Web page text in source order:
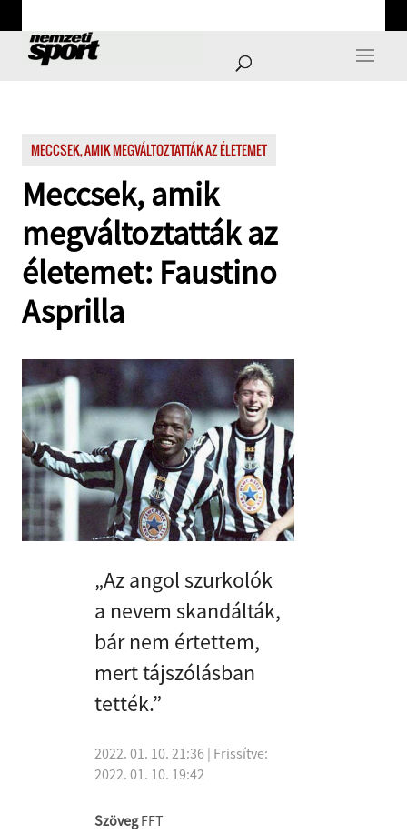
MECCSEK, AMIK MEGVÁLTOZTATTÁK AZ ÉLETEMET
Meccsek, amik
megváltoztatták az
életemet: Faustino
Asprilla
„Az angol szurkolók
a nevem skandálták,
bár nem értettem,
mert tájszólásban
tették.”
2022. 01. 10. 21:36 | Frissítve:
2022. 01. 10. 19:42
SzövegFFT